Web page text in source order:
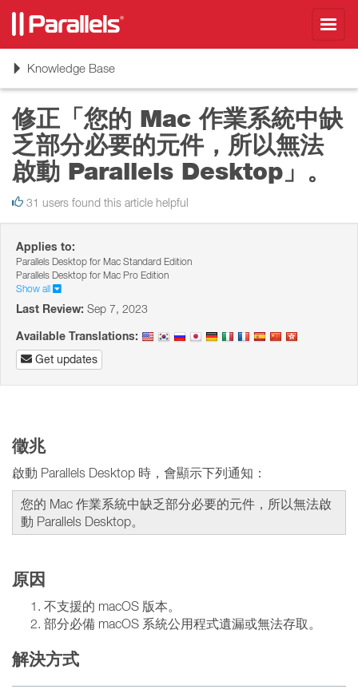
ToggleKnowledge Base
修正「您的 Mac 作業系統中缺
乏部分必要的元件，所以無法
啟動 Parallels Desktop」。
31 users found this article helpful
Applies to:
Parallels Desktop for Mac Standard Edition
Parallels Desktop for Mac Pro Edition
Show all
Last Review: Sep 7, 2023
Available Translations:
Get updates
徵兆
啟動 Parallels Desktop 時，會顯示下列通知：
您的 Mac 作業系統中缺乏部分必要的元件，所以無法啟
動 Parallels Desktop。
原因
不支援的 macOS 版本。
部分必備 macOS 系統公用程式遺漏或無法存取。
解決方式